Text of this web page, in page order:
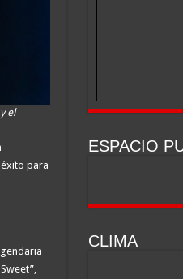
el
para
ESPACIO
CLIMA